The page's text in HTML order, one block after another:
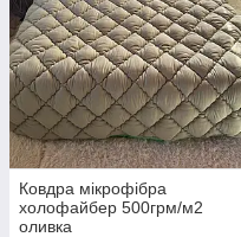
Ковдра мікрофібра
холофайбер 500грм/м2
оливка